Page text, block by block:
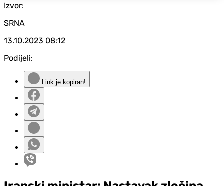
Izvor:
SRNA
13.10.2023 08:12
Podijeli:
Link je kopiran!